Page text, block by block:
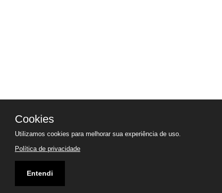
Cookies
Utilizamos cookies para melhorar sua experiência de uso.
Política de privacidade
Entendi